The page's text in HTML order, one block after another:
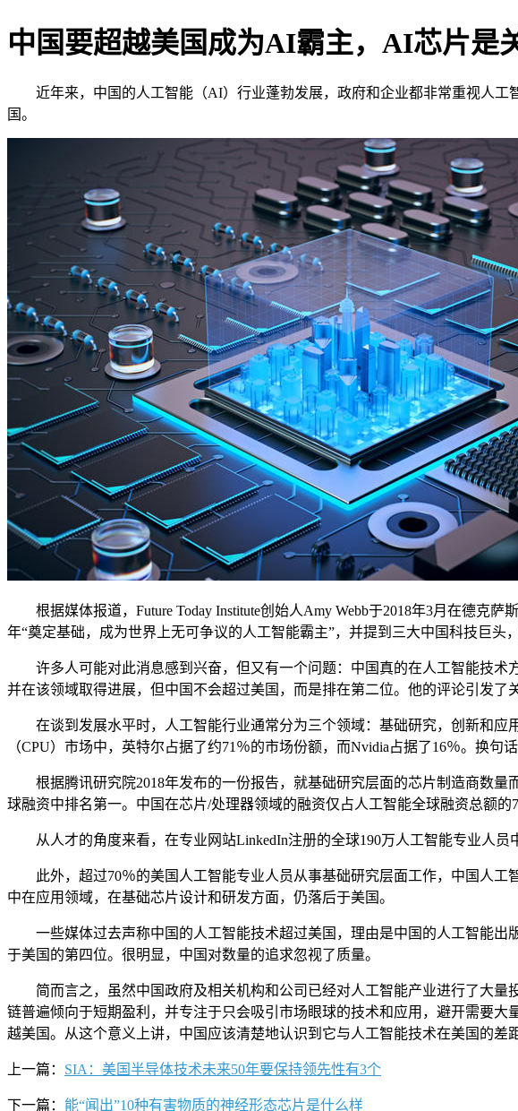
中国要超越美国成为AI霸主，AI芯片是
近年来，中国的人工智能（AI）行业蓬勃发展，政府和企业都非常重视人工
国。
根据媒体报道，Future Today Institute创始人Amy Webb于2018年3月在德克
年“奠定基础，成为世界上无可争议的人工智能霸主”，并提到三大中国科技巨头
许多人可能对此消息感到兴奋，但又有一个问题：中国真的在人工智能技术
并在该领域取得进展，但中国不会超过美国，而是排在第二位。他的评论引发了
在谈到发展水平时，人工智能行业通常分为三个领域：基础研究，创新和应
（CPU）市场中，英特尔占据了约71％的市场份额，而Nvidia占据了16％。换
根据腾讯研究院2018年发布的一份报告，就基础研究层面的芯片制造商数量
球融资中排名第一。中国在芯片/处理器领域的融资仅占人工智能全球融资总额
从人才的角度来看，在专业网站LinkedIn注册的全球190万人工智能专业人员
此外，超过70％的美国人工智能专业人员从事基础研究层面工作，中国人工
中在应用领域，在基础芯片设计和研发方面，仍落后于美国。
一些媒体过去声称中国的人工智能技术超过美国，理由是中国的人工智能出
于美国的第四位。很明显，中国对数量的追求忽视了质量。
简而言之，虽然中国政府及相关机构和公司已经对人工智能产业进行了大量
链普遍倾向于短期盈利，并专注于只会吸引市场眼球的技术和应用，避开需要
越美国。从这个意义上讲，中国应该清楚地认识到它与人工智能技术在美国的差
上一篇： SIA：美国半导体技术未来50年要保持领先性有3个
下一篇： 能“闻出”10种有害物质的神经形态芯片是什么样